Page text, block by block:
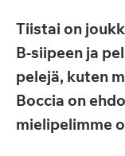
Tiistai on
B-siipeen ja
pelejä, kuten
Boccia on
mielipelimme